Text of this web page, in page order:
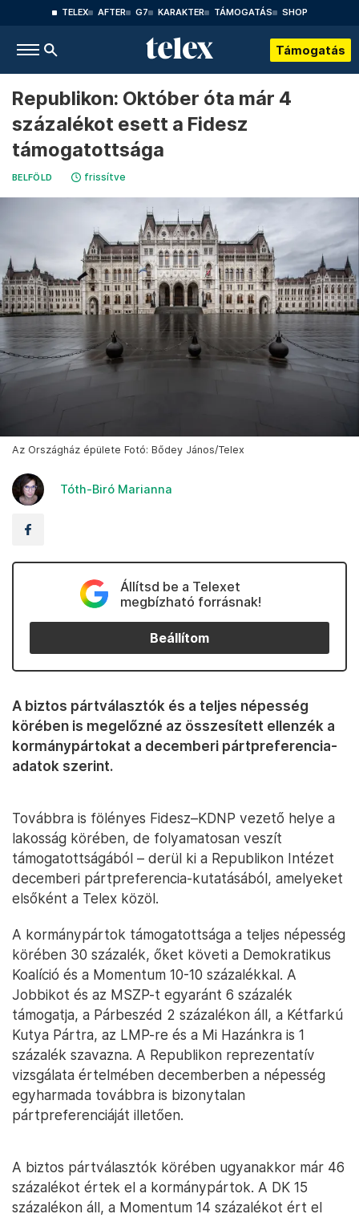
TELEX AFTER G7 KARAKTER TÁMOGATÁS SHOP
Támogatás
Republikon: Október óta már 4
százalékot esett a Fidesz
támogatottsága
BELFÖLD frissítve
Az Országház épülete Fotó: Bődey János/Telex
Tóth-Biró Marianna
Állítsd be a Telexet
megbízható forrásnak!
Beállítom
A biztos pártválasztók és a teljes népesség
körében is megelőzné az összesített ellenzék a
kormánypártokat a decemberi pártpreferencia-
adatok szerint.
Továbbra is fölényes Fidesz–KDNP vezető helye a
lakosság körében, de folyamatosan veszít
támogatottságából – derül ki a Republikon Intézet
decemberi pártpreferencia-kutatásából, amelyeket
elsőként a Telex közöl.
A kormánypártok támogatottsága a teljes népesség
körében 30 százalék, őket követi a Demokratikus
Koalíció és a Momentum 10-10 százalékkal. A
Jobbikot és az MSZP-t egyaránt 6 százalék
támogatja, a Párbeszéd 2 százalékon áll, a Kétfarkú
Kutya Pártra, az LMP-re és a Mi Hazánkra is 1
százalék szavazna. A Republikon reprezentatív
vizsgálata értelmében decemberben a népesség
egyharmada továbbra is bizonytalan
pártpreferenciáját illetően.
A biztos pártválasztók körében ugyanakkor már 46
százalékot értek el a kormánypártok. A DK 15
százalékon áll, a Momentum 14 százalékot ért el